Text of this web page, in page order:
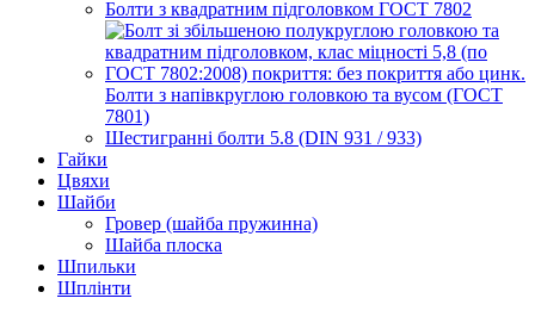
Болти з квадратним підголовком ГОСТ 7802
Болти з напівкруглою головкою та вусом (ГОСТ
7801)
Шестигранні болти 5.8 (DIN 931 / 933)
Гайки
Цвяхи
Шайби
Гровер (шайба пружинна)
Шайба плоска
Шпильки
Шплінти